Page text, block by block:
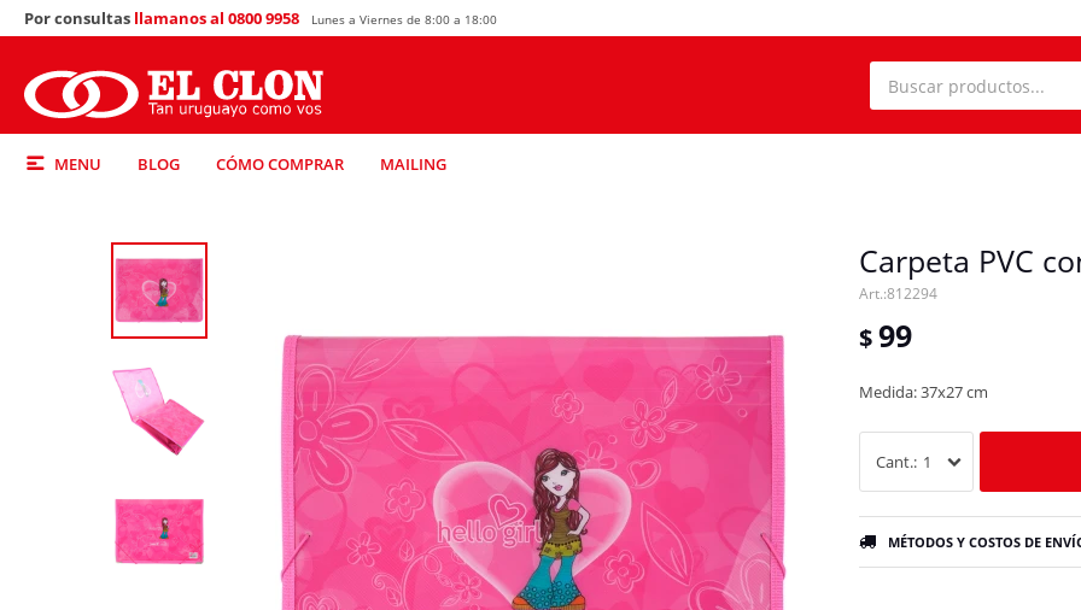
MENU BLOG CÓMO COMPRAR MAILING
Por consultas llamanos al 0800 9958 Lunes a Viernes de 8:00 a 18:00
Carpeta PVC
812294
$99
Medida: 37x27 cm
1
MÉTODOS Y COSTOS DE